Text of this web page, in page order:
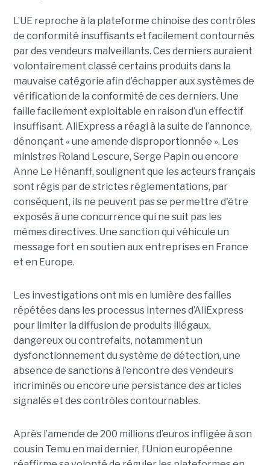
L’UE reproche à la plateforme chinoise des contrôles
de conformité insuffisants et facilement contournés
par des vendeurs malveillants. Ces derniers auraient
volontairement classé certains produits dans la
mauvaise catégorie afin d’échapper aux systèmes de
vérification de la conformité de ces derniers. Une
faille facilement exploitable en raison d’un effectif
insuffisant. AliExpress a réagi à la suite de l’annonce,
dénonçant « une amende disproportionnée ». Les
ministres Roland Lescure, Serge Papin ou encore
Anne Le Hénanff, soulignent que les acteurs français
sont régis par de strictes réglementations, par
conséquent, ils ne peuvent pas se permettre d'être
exposés à une concurrence qui ne suit pas les
mêmes directives. Une sanction qui véhicule un
message fort en soutien aux entreprises en France
et en Europe.
Les investigations ont mis en lumière des failles
répétées dans les processus internes d’AliExpress
pour limiter la diffusion de produits illégaux,
dangereux ou contrefaits, notamment un
dysfonctionnement du système de détection, une
absence de sanctions à l’encontre des vendeurs
incriminés ou encore une persistance des articles
signalés et des contrôles contournables.
Après l’amende de 200 millions d’euros infligée à son
cousin Temu en mai dernier, l’Union européenne